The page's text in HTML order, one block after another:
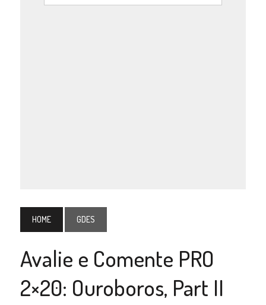
HOME GDES
Avalie e Comente PRO
2×20: Ouroboros, Part II